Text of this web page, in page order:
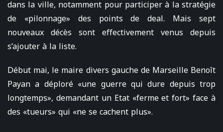
dans la ville, notamment pour participer à la stratégie
de «pilonnage» des points de deal. Mais sept
nouveaux décès sont effectivement venus depuis
s’ajouter à la liste.
Début mai, le maire divers gauche de Marseille Benoît
Payan a déploré «une guerre qui dure depuis trop
longtemps», demandant un Etat «ferme et fort» face à
des «tueurs» qui «ne se cachent plus».